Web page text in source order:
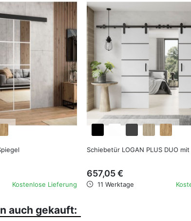
Kostenlose Lieferung
Schiebetür LOGAN PLUS DUO
657,05 €
11 Werktage
auch gekauft: